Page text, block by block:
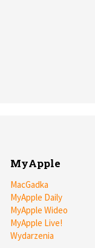
MyApple
MacGadka
MyApple Daily
MyApple Wideo
MyApple Live!
Wydarzenia